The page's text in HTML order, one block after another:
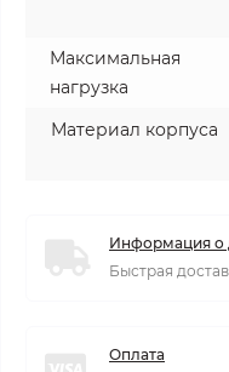
Максимальная
нагрузка
Материал корпуса
Информация о
Быстрая
Оплата